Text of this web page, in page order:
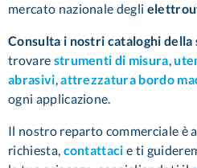
mercato nazionale degli
Consulta i nostri cataloghi della
trovare strumenti di misura,
abrasivi,attrezzatura bordo
ogni applicazione.
Il nostro reparto commerciale è
richiesta, contattaci e ti